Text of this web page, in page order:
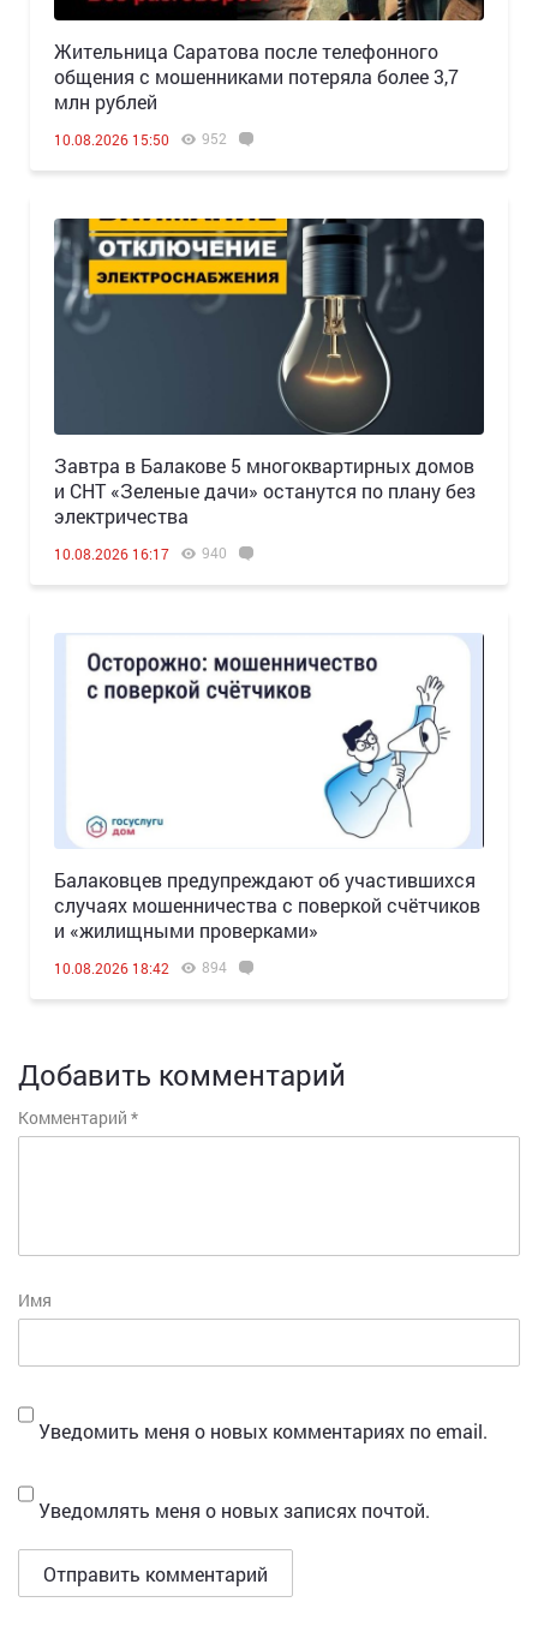
Жительница Саратова после телефонного
общения с мошенниками потеряла более 3,7
млн рублей
10.08.2026 15:50 952
Завтра в Балакове 5 многоквартирных домов
и СНТ «Зеленые дачи» останутся по плану без
электричества
10.08.2026 16:17 940
Балаковцев предупреждают об участившихся
случаях мошенничества с поверкой счётчиков
и «жилищными проверками»
10.08.2026 18:42 894
Добавить комментарий
Комментарий *
Имя
Уведомить меня о новых комментариях по email.
Уведомлять меня о новых записях почтой.